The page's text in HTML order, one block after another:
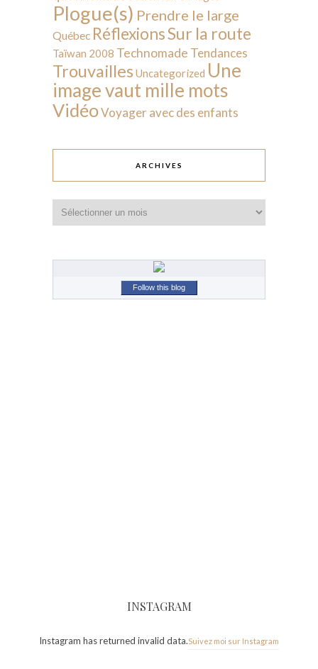
Plogue(s) Prendre le large
Québec RéflexionsSur la route
Taïwan 2008 Technomade Tendances
Trouvailles Uncategorized Une
image vaut mille mots
VidéoVoyager avec des enfants
ARCHIVES
Follow this blog
INSTAGRAM
Instagram has returned invalid data.Suivez moi sur Instagram